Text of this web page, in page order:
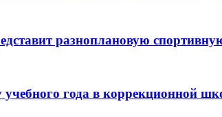
разноплановую
года в коррекционной